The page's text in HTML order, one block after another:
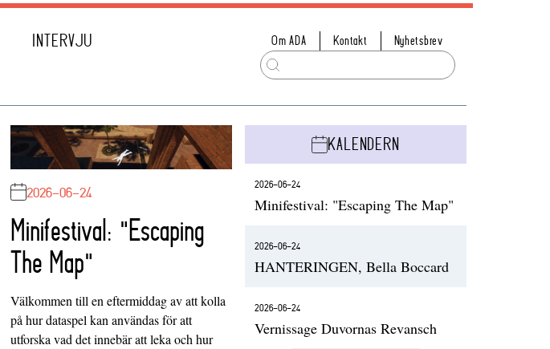
INTERVJU Om ADA Kontakt Nyhetsbrev
2026-06-24
Minifestival: "Escaping
The Map"
Välkommen till en eftermiddag av att kolla
på hur dataspel kan användas för att
utforska vad det innebär att leka och hur
KALENDERN
2026-06-24
Minifestival: "Escaping The Map"
2026-06-24
HANTERINGEN, Bella Boccard
2026-06-24
Vernissage Duvornas Revansch